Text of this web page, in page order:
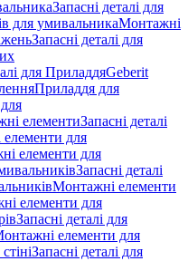
Запасні деталі для
для умивальникаМонтажні
Запасні деталі для
для ПриладдяGeberit
Приладдя для
елементиЗапасні деталі
для
елементи для
Запасні деталі
Монтажні елементи
елементи для
Запасні деталі для
елементи для
Запасні деталі для